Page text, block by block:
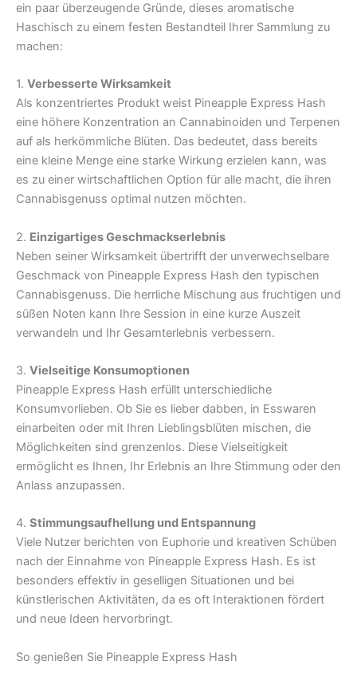
ein paar überzeugende Gründe, dieses aromatische
Haschisch zu einem festen Bestandteil Ihrer Sammlung zu
machen:
1. Verbesserte Wirksamkeit
Als konzentriertes Produkt weist Pineapple Express Hash
eine höhere Konzentration an Cannabinoiden und Terpenen
auf als herkömmliche Blüten. Das bedeutet, dass bereits
eine kleine Menge eine starke Wirkung erzielen kann, was
es zu einer wirtschaftlichen Option für alle macht, die ihren
Cannabisgenuss optimal nutzen möchten.
2. Einzigartiges Geschmackserlebnis
Neben seiner Wirksamkeit übertrifft der unverwechselbare
Geschmack von Pineapple Express Hash den typischen
Cannabisgenuss. Die herrliche Mischung aus fruchtigen und
süßen Noten kann Ihre Session in eine kurze Auszeit
verwandeln und Ihr Gesamterlebnis verbessern.
3. Vielseitige Konsumoptionen
Pineapple Express Hash erfüllt unterschiedliche
Konsumvorlieben. Ob Sie es lieber dabben, in Esswaren
einarbeiten oder mit Ihren Lieblingsblüten mischen, die
Möglichkeiten sind grenzenlos. Diese Vielseitigkeit
ermöglicht es Ihnen, Ihr Erlebnis an Ihre Stimmung oder den
Anlass anzupassen.
4. Stimmungsaufhellung und Entspannung
Viele Nutzer berichten von Euphorie und kreativen Schüben
nach der Einnahme von Pineapple Express Hash. Es ist
besonders effektiv in geselligen Situationen und bei
künstlerischen Aktivitäten, da es oft Interaktionen fördert
und neue Ideen hervorbringt.
So genießen Sie Pineapple Express Hash